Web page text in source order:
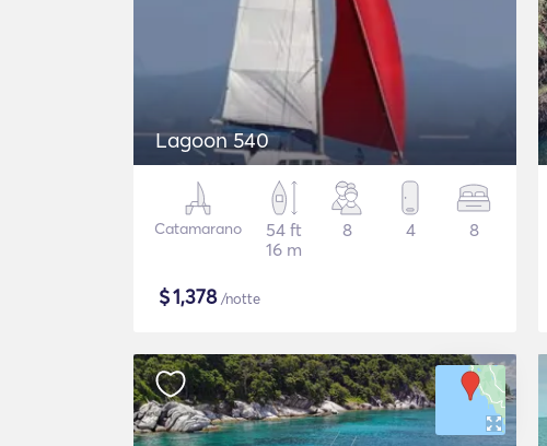
Lagoon 540
Catamarano
54 ft
16 m
8 4 8
$1,378/notte